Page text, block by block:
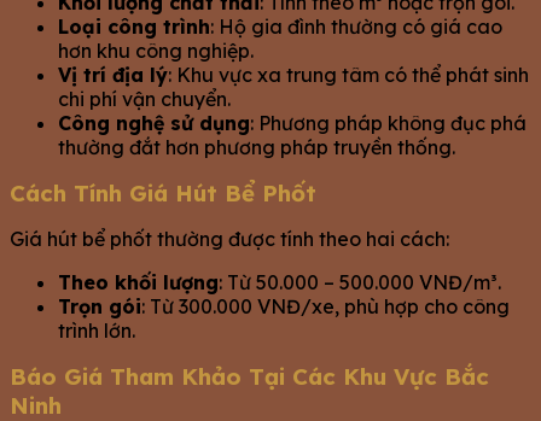
Loại công trình: Hộ gia đình thường có giá cao
hơn khu công nghiệp.
Vị trí địa lý: Khu vực xa trung tâm có thể phát sinh
chi phí vận chuyển.
Công nghệ sử dụng: Phương pháp không đục phá
thường đắt hơn phương pháp truyền thống.
Cách Tính Giá Hút Bể Phốt
Giá hút bể phốt thường được tính theo hai cách:
Theo khối lượng: Từ 50.000 – 500.000 VNĐ/m³.
Trọn gói: Từ 300.000 VNĐ/xe, phù hợp cho công
trình lớn.
Báo Giá Tham Khảo Tại Các Khu Vực Bắc
Ninh